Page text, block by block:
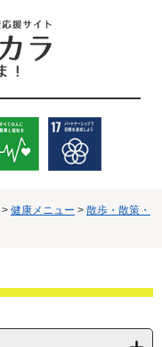
> 健康メニュー > 散歩・散策・